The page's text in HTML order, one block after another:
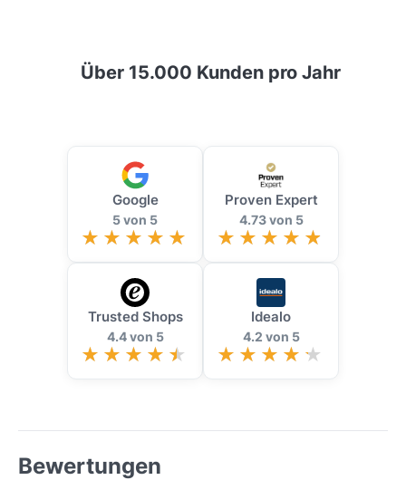
Über 15.000 Kunden pro Jahr
Google
5 von 5
Proven Expert
4.73 von 5
Trusted Shops
4.4 von 5
Idealo
4.2 von 5
Bewertungen